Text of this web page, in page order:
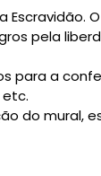
Escravidão.
pela
para a
do mural,